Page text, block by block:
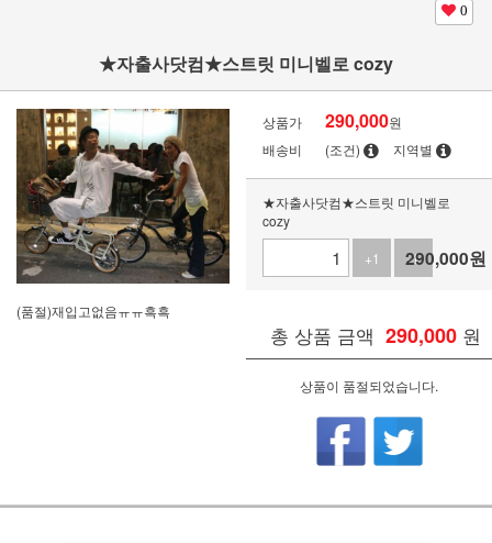
0
★자출사닷컴★스트릿 미니벨로 cozy
(품절)재입고없음ㅠㅠ흑흑
상품가 290,000원
배송비
(조건) 지역별
★자출사닷컴★스트릿 미니벨로
cozy
+1
-1
290,000원
총 상품 금액 290,000 원
상품이 품절되었습니다.